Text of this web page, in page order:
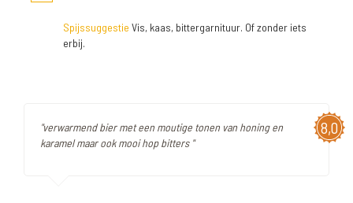
Spijssuggestie Vis, kaas, bittergarnituur. Of zonder iets
erbij.
8,0
"verwarmend bier met een moutige tonen van honing en
karamel maar ook mooi hop bitters "